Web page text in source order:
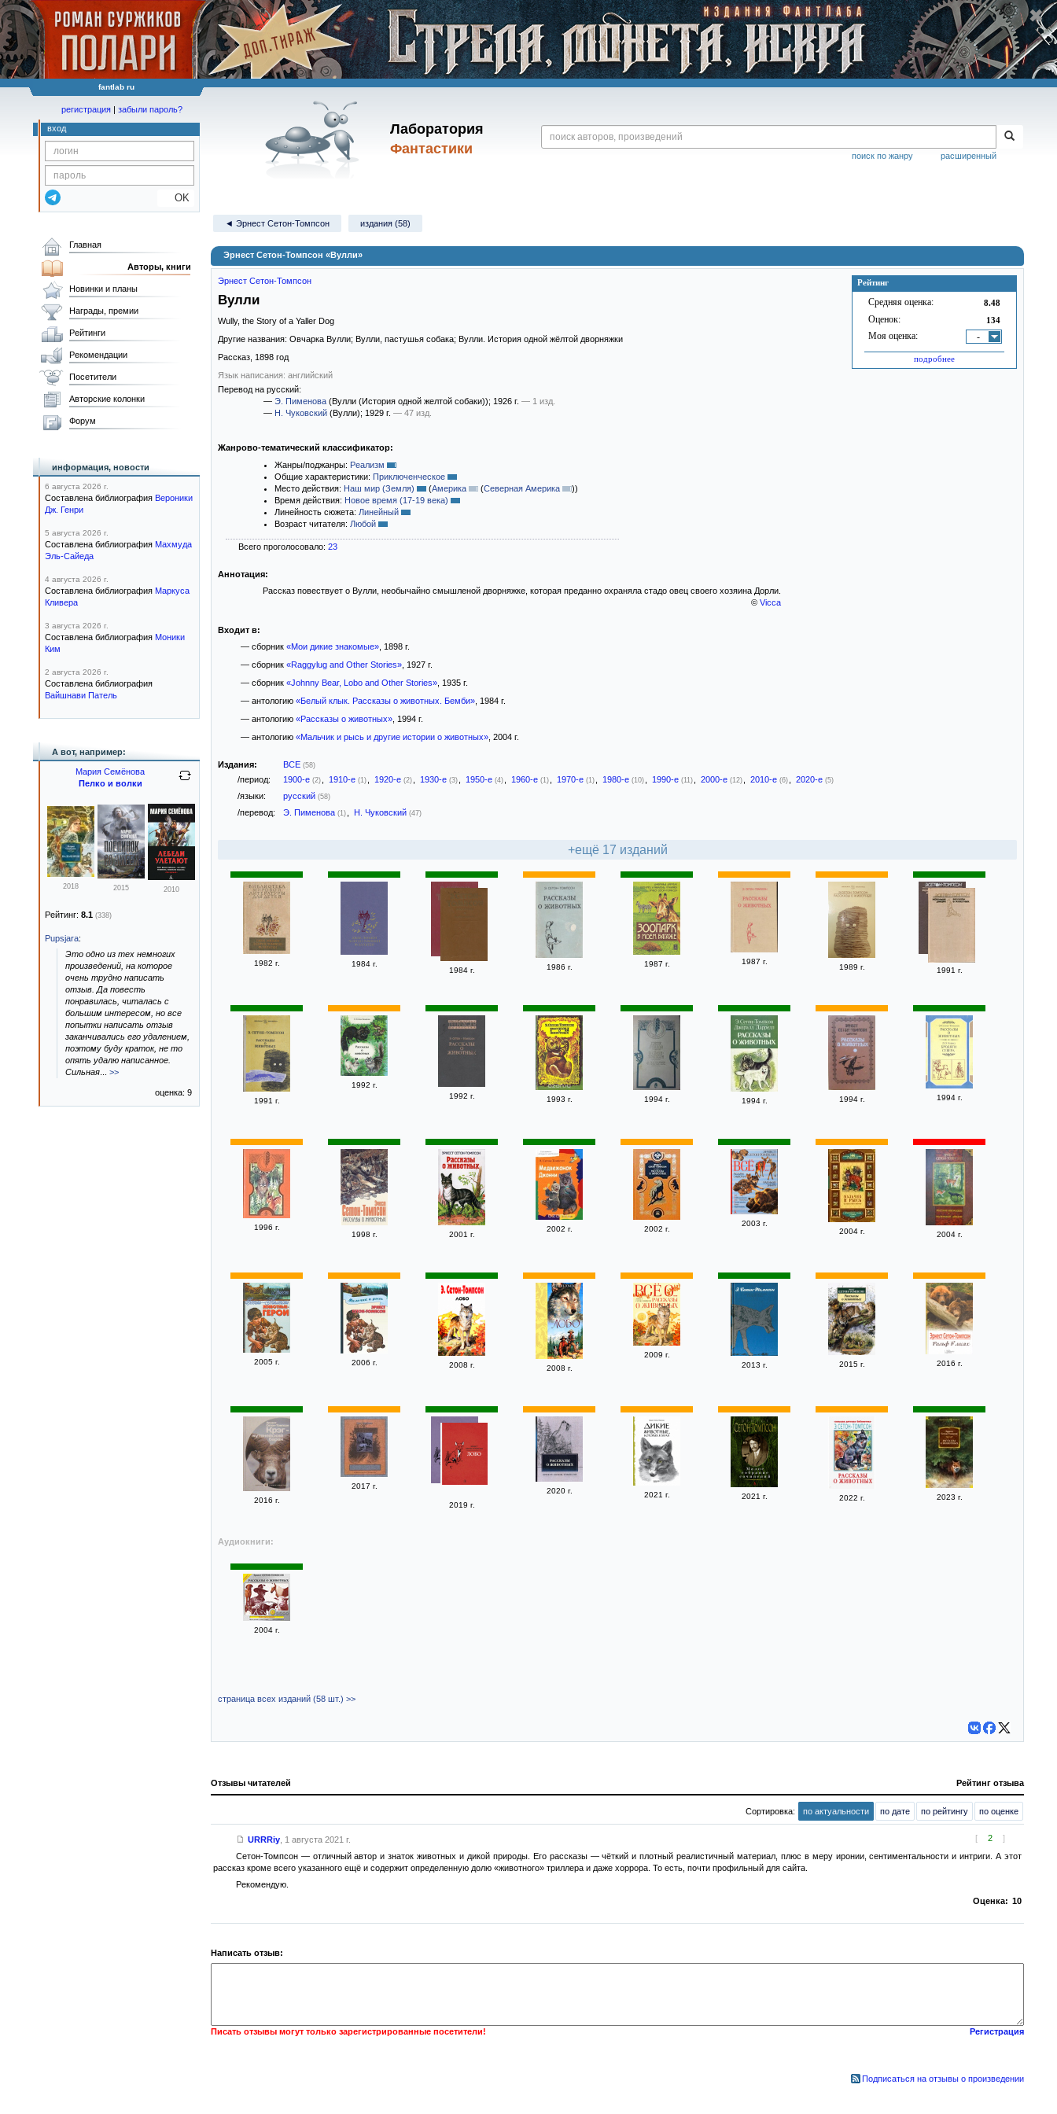
fantlab ru
Лаборатория
Фантастики
расширенный
поиск по жанру
регистрация | забыли пароль?
вход
OK
◄ Эрнест Сетон-Томпсон издания (58)
Эрнест Сетон-Томпсон «Вулли»
Рейтинг
Средняя оценка: 8.48
Оценок: 134
Моя оценка: -
подробнее
Эрнест Сетон-Томпсон
Вулли
Wully, the Story of a Yaller Dog
Другие названия: Овчарка Вулли; Вулли, пастушья собака; Вулли. История одной жёлтой дворняжки
Рассказ, 1898 год
Язык написания: английский
Перевод на русский:
— Э. Пименова (Вулли (История одной желтой собаки)); 1926 г. — 1 изд.
— Н. Чуковский (Вулли); 1929 г. — 47 изд.
Жанрово-тематический классификатор:
Жанры/поджанры: Реализм
Общие характеристики: Приключенческое
Место действия: Наш мир (Земля) (Америка (Северная Америка ))
Время действия: Новое время (17-19 века)
Линейность сюжета: Линейный
Возраст читателя: Любой
Всего проголосовало: 23
Аннотация:
Рассказ повествует о Вулли, необычайно смышленой дворняжке, которая преданно охраняла стадо овец своего хозяина Дорли.
© Vicca
Входит в:
— сборник «Мои дикие знакомые», 1898 г.
— сборник «Raggylug and Other Stories», 1927 г.
— сборник «Johnny Bear, Lobo and Other Stories», 1935 г.
— антологию «Белый клык. Рассказы о животных. Бемби», 1984 г.
— антологию «Рассказы о животных», 1994 г.
— антологию «Мальчик и рысь и другие истории о животных», 2004 г.
Издания: ВСЕ (58)
/период: 1900-е (2) 1910-е (1) 1920-е (2) 1930-е (3) 1950-е (4) 1960-е (1) 1970-е (1) 1980-е (10) 1990-е (11) 2000-е (12) 2010-е (6) 2020-е (5)
/языки: русский (58)
/перевод: Э. Пименова (1) Н. Чуковский (47)
+ещё 17 изданий
1982 г. 1984 г.
1984 г. 1986 г. 1987 г. 1987 г.
1989 г. 1991 г.
1991 г.
1992 г.
1992 г.
1993 г. 1994 г. 1994 г. 1994 г. 1994 г.
1996 г.
1998 г.
2001 г.
2002 г. 2002 г.
2003 г.
2004 г.
2004 г.
2005 г. 2006 г. 2008 г. 2008 г.
2009 г.
2013 г.
2015 г. 2016 г.
2016 г.
2017 г.
2019 г.
2020 г. 2021 г. 2021 г. 2022 г. 2023 г.
Аудиокниги:
2004 г.
страница всех изданий (58 шт.) >>
Отзывы читателей Рейтинг отзыва
Сортировка: по актуальности по дате по рейтингу по оценке
[ 2 ]
URRRiy, 1 августа 2021 г.
Сетон-Томпсон — отличный автор и знаток животных и дикой природы. Его рассказы — чёткий и плотный реалистичный материал, плюс в меру иронии, сентиментальности и интриги. А этот
рассказ кроме всего указанного ещё и содержит определенную долю «животного» триллера и даже хоррора. То есть, почти профильный для сайта.
Рекомендую.
Оценка: 10
Написать отзыв:
Писать отзывы могут только зарегистрированные посетители! Регистрация
Подписаться на отзывы о произведении
Главная
Авторы, книги
Новинки и планы
Награды, премии
Рейтинги
Рекомендации
Посетители
Авторские колонки
Форум
информация, новости
6 августа 2026 г.
Составлена библиография Вероники
Дж. Генри
5 августа 2026 г.
Составлена библиография Махмуда
Эль-Сайеда
4 августа 2026 г.
Составлена библиография Маркуса
Кливера
3 августа 2026 г.
Составлена библиография Моники
Ким
2 августа 2026 г.
Составлена библиография
Вайшнави Патель
А вот, например:
Мария Семёнова
Пелко и волки
2018 2015 2010
Рейтинг: 8.1 (338)
Pupsjara:
Это одно из тех немногих
произведений, на которое
очень трудно написать
отзыв. Да повесть
понравилась, читалась с
большим интересом, но все
попытки написать отзыв
заканчивались его удалением,
поэтому буду краток, не то
опять удалю написанное.
Сильная
>>
оценка: 9